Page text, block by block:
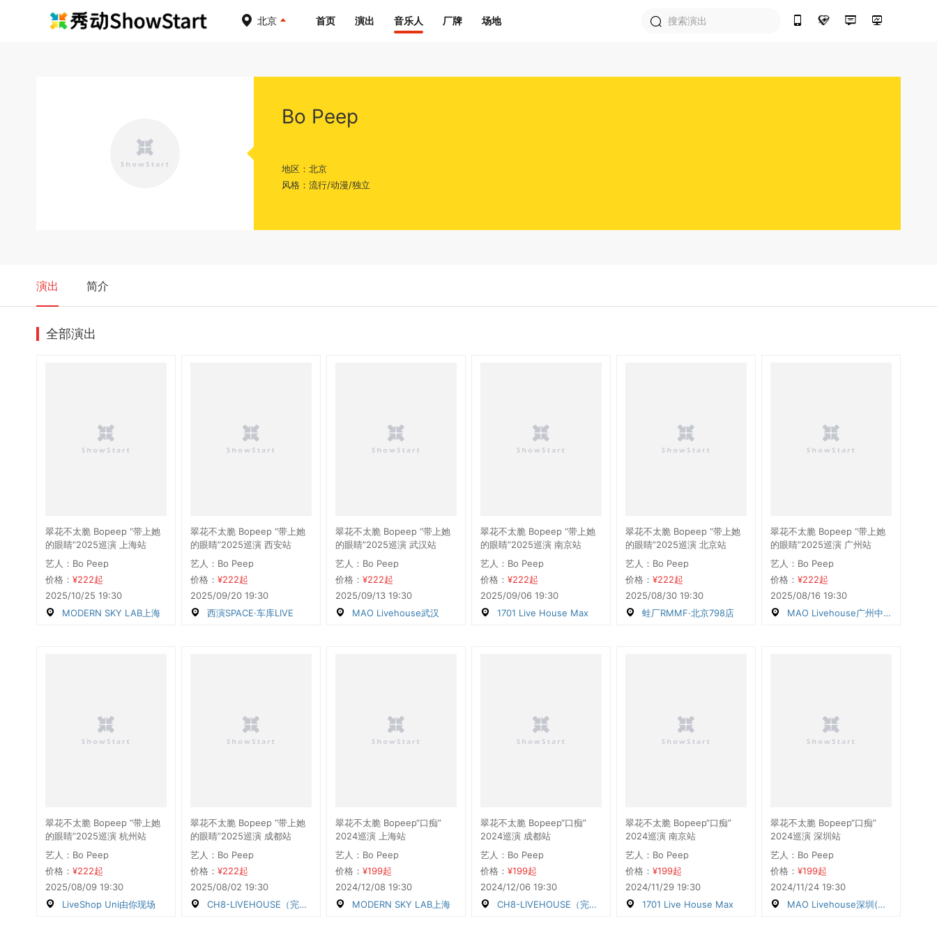
北京 首页 演出 音乐人 厂牌 场地
Bo Peep
地区：北京
风格：流行/动漫/独立
演出 简介
全部演出
翠花不太脆 Bopeep “带上她
的眼睛”2025巡演 上海站
艺人：Bo Peep
价格： ¥222起
2025/10/25 19:30
MODERN SKY LAB上海
翠花不太脆 Bopeep “带上她
的眼睛”2025巡演 西安站
艺人：Bo Peep
价格： ¥222起
2025/09/20 19:30
西演SPACE·车库LIVE
翠花不太脆 Bopeep “带上她
的眼睛”2025巡演 武汉站
艺人：Bo Peep
价格： ¥222起
2025/09/13 19:30
MAO Livehouse武汉
翠花不太脆 Bopeep “带上她
的眼睛”2025巡演 南京站
艺人：Bo Peep
价格： ¥222起
2025/09/06 19:30
1701 Live House Max
翠花不太脆 Bopeep “带上她
的眼睛”2025巡演 北京站
艺人：Bo Peep
价格： ¥222起
2025/08/30 19:30
蛙厂RMMF·北京798店
翠花不太脆 Bopeep “带上她
的眼睛”2025巡演 广州站
艺人：Bo Peep
价格： ¥222起
2025/08/16 19:30
MAO Livehouse广州中大店（一号馆）
翠花不太脆 Bopeep “带上她
的眼睛”2025巡演 杭州站
艺人：Bo Peep
价格： ¥222起
2025/08/09 19:30
LiveShop Uni由你现场
翠花不太脆 Bopeep “带上她
的眼睛”2025巡演 成都站
艺人：Bo Peep
价格： ¥222起
2025/08/02 19:30
CH8-LIVEHOUSE（完美店）
翠花不太脆 Bopeep“口痴”
2024巡演 上海站
艺人：Bo Peep
价格： ¥199起
2024/12/08 19:30
MODERN SKY LAB上海
翠花不太脆 Bopeep“口痴”
2024巡演 成都站
艺人：Bo Peep
价格： ¥199起
2024/12/06 19:30
CH8-LIVEHOUSE（完美店）
翠花不太脆 Bopeep“口痴”
2024巡演 南京站
艺人：Bo Peep
价格： ¥199起
2024/11/29 19:30
1701 Live House Max
翠花不太脆 Bopeep“口痴”
2024巡演 深圳站
艺人：Bo Peep
价格： ¥199起
2024/11/24 19:30
MAO Livehouse深圳(海上世界)